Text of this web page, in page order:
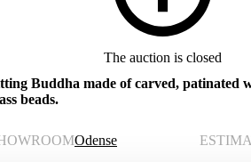
The auction is closed
Buddha made of carved, patinated
beads.
Odense